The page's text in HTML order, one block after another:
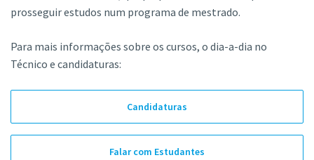
prosseguir estudos num programa de mestrado.
Para mais informações sobre os cursos, o dia-a-dia no
Técnico e candidaturas:
Candidaturas
Falar com Estudantes